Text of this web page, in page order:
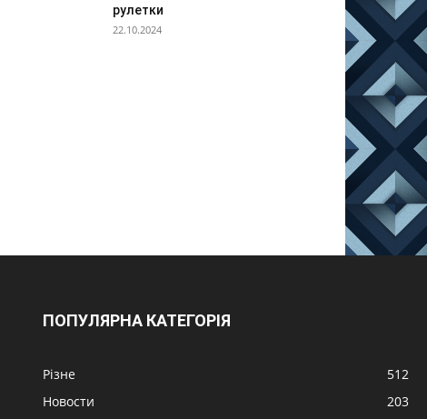
рулетки
22.10.2024
ПОПУЛЯРНА КАТЕГОРІЯ
Різне
512
Новости
203